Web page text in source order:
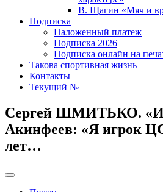
В. Щагин «Мяч и
Подписка
Наложенный платеж
Подписка 2026
Подписка онлайн на
Такова спортивная жизнь
Контакты
Текущий №
Сергей ШМИТЬКО.
Акинфеев: «Я игрок
лет…